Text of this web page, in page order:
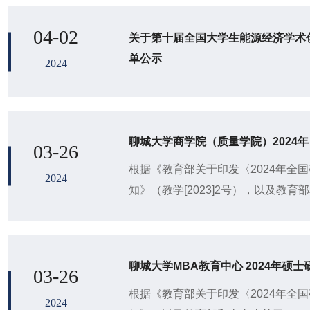
04-02
2024
关于第十届全国大学生能源经济学
单公示
03-26
2024
聊城大学商学院（质量学院）2024
根据《教育部关于印发〈2024年全
知》（教学[2023]2号），以及教育
03-26
2024
聊城大学MBA教育中心 2024年硕士
根据《教育部关于印发〈2024年全